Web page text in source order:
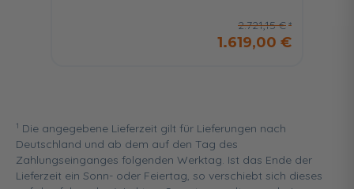
2.721,15 €
1.619,00 €
1 Die angegebene Lieferzeit gilt für Lieferungen nach
Deutschland und ab dem auf den Tag des
Zahlungseinganges folgenden Werktag. Ist das Ende der
Lieferzeit ein Sonn- oder Feiertag, so verschiebt sich dieses